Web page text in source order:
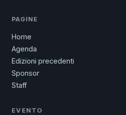
PAGINE
Home
Agenda
Edizioni precedenti
Sponsor
Staff
EVENTO